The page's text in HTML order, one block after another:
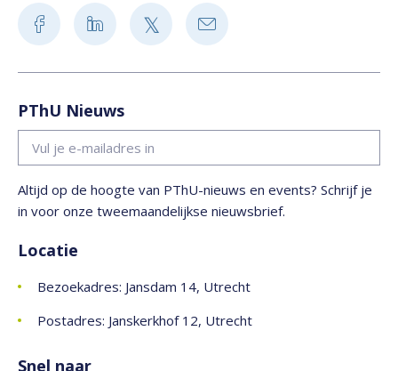
PThU Nieuws
Altijd op de hoogte van PThU-nieuws en events? Schrijf je
in voor onze tweemaandelijkse nieuwsbrief.
Locatie
Bezoekadres: Jansdam 14, Utrecht
Postadres: Janskerkhof 12, Utrecht
Snel naar